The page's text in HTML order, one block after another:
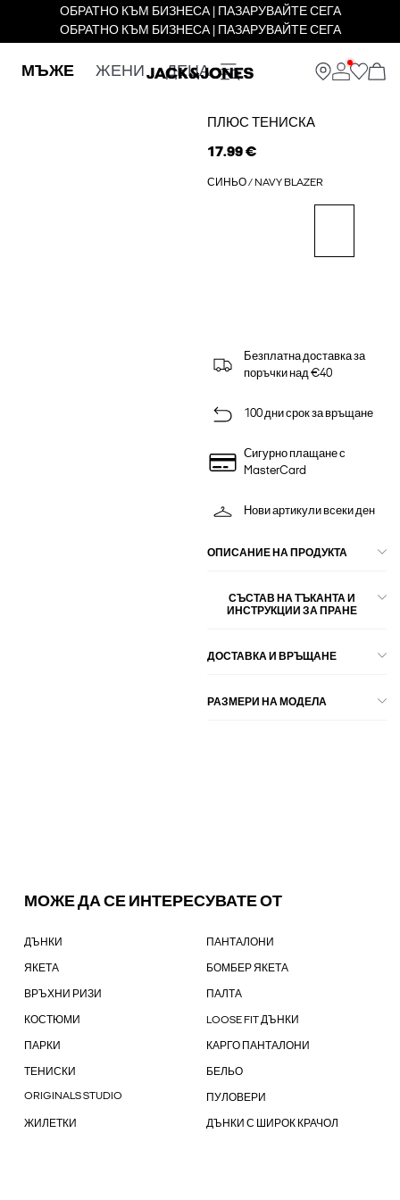
ОБРАТНО КЪМ БИЗНЕСА | ПАЗАРУВАЙТЕ СЕГА
ОБРАТНО КЪМ БИЗНЕСА | ПАЗАРУВАЙТЕ СЕГА
МЪЖЕ ЖЕНИ ДЕЦА
ПЛЮС ТЕНИСКА
17.99 €
СИНЬО / NAVY BLAZER
Безплатна доставка за
поръчки над €40
100 дни срок за връщане
Сигурно плащане с
MasterCard
Нови артикули всеки ден
ОПИСАНИЕ НА ПРОДУКТА
СЪСТАВ НА ТЪКАНТА И
ИНСТРУКЦИИ ЗА ПРАНЕ
ДОСТАВКА И ВРЪЩАНЕ
РАЗМЕРИ НА МОДЕЛА
МОЖЕ ДА СЕ ИНТЕРЕСУВАТЕ ОТ
ДЪНКИ ПАНТАЛОНИ
ЯКЕТА БОМБЕР ЯКЕТА
ВРЪХНИ РИЗИ ПАЛТА
КОСТЮМИ LOOSE FIT ДЪНКИ
ПАРКИ КАРГО ПАНТАЛОНИ
ТЕНИСКИ БЕЛЬО
ORIGINALS STUDIO ПУЛОВЕРИ
ЖИЛЕТКИ ДЪНКИ С ШИРОК КРАЧОЛ